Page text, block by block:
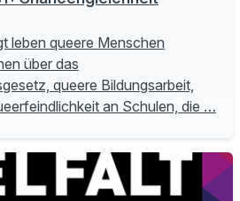
leben queere Menschen
über das
queere Bildungsarbeit,
an Schulen, die …